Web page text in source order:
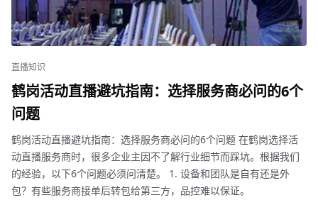
直播知识
鹤岗活动直播避坑指南：选择服务商必问的6个
问题
鹤岗活动直播避坑指南：选择服务商必问的6个问题 在鹤岗选择活
动直播服务商时，很多企业主因不了解行业细节而踩坑。根据我们
的经验，以下6个问题必须问清楚。 1. 设备和团队是自有还是外
包？有些服务商接单后转包给第三方，品控难以保证。